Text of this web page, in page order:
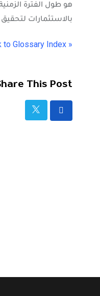
هو طول الفترة
بالاستثمارات
« Back to Glossary Index
This Post: